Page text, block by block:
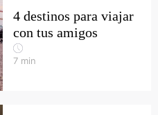
4 destinos para viajar
con tus amigos
7 min